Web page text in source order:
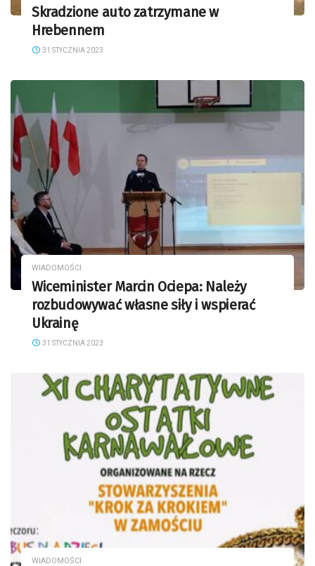
Skradzione auto zatrzymane w
Hrebennem
31 STYCZNIA 2023
WIADOMOŚCI
Wiceminister Marcin Ociepa: Należy
rozbudowywać własne siły i wspierać
Ukrainę
31 STYCZNIA 2023
WIADOMOŚCI